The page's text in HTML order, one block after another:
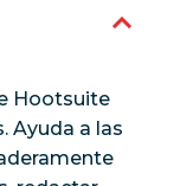
Hootsuite
Ayuda a las